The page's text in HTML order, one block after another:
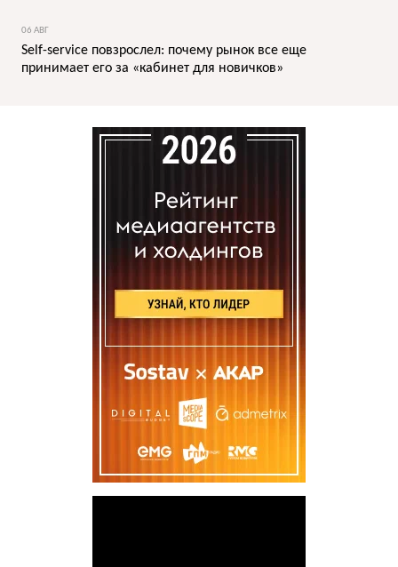
06 АВГ
Self-service повзрослел: почему рынок все еще
принимает его за «кабинет для новичков»